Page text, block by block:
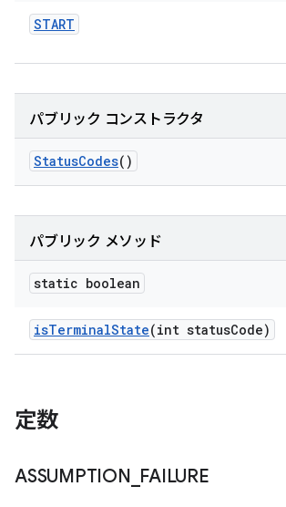
START
パブリック コンストラクタ
StatusCodes()
パブリック メソッド
static boolean
isTerminalState(int statusCode)
定数
ASSUMPTION FAILURE